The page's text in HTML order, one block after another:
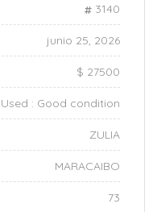
3140
junio 25, 2026
$ 27500
Used : Good condition
ZULIA
MARACAIBO
73